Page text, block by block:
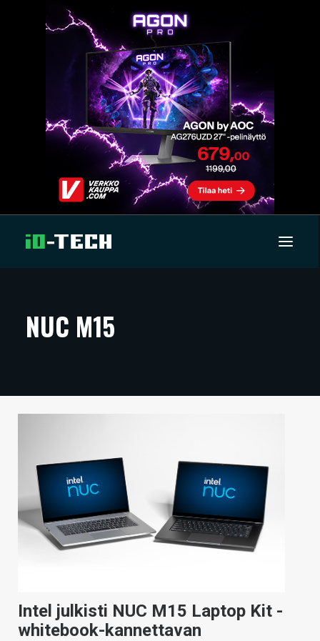
ARTIKKELIT
TECHBBS
KAUPPA
VAIHDA TEEMA
NUC M15
Intel julkisti NUC M15 Laptop Kit -
whitebook-kannettavan